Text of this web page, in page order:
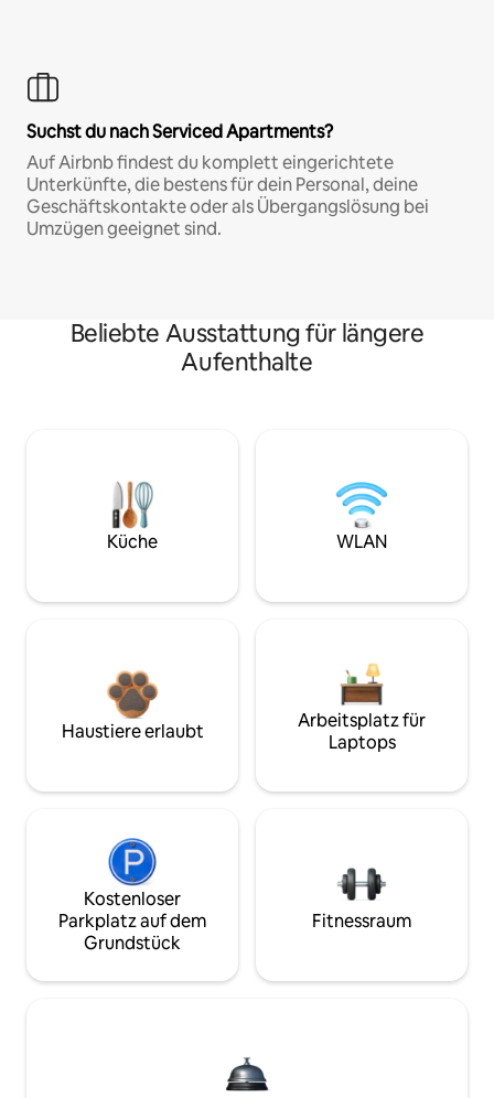
Suchst du nach Serviced Apartments?
Auf Airbnb findest du komplett eingerichtete
Unterkünfte, die bestens für dein Personal, deine
Geschäftskontakte oder als Übergangslösung bei
Umzügen geeignet sind.
Beliebte Ausstattung für längere
Aufenthalte
Küche WLAN
Haustiere erlaubt
Arbeitsplatz für
Laptops
Kostenloser
Parkplatz auf dem
Grundstück
Fitnessraum